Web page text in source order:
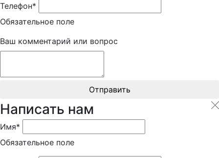
Телефон*
Обязательное поле
Ваш комментарий или вопрос
Отправить
Написать нам
Имя*
Обязательное поле